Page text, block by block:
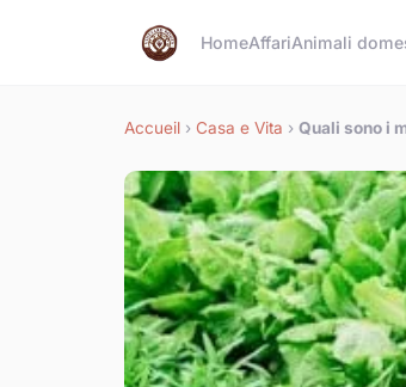
HomeAffariAnimali
Accueil › Casa e Vita › Quali sono i